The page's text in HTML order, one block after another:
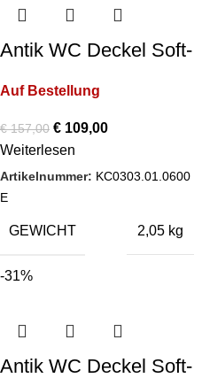
Antik WC Deckel Soft-
Auf Bestellung
€157,00 € 109,00
Weiterlesen
Artikelnummer: KC0303.01.0600
E
GEWICHT 2,05 kg
-31%
Antik WC Deckel Soft-